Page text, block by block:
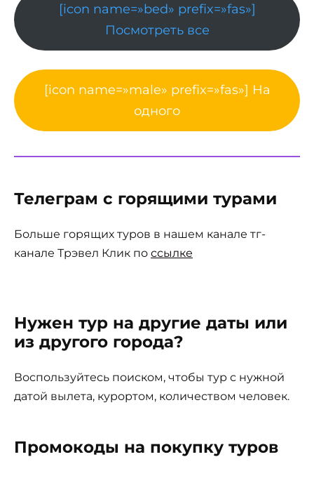
[icon name=»bed» prefix=»fas»]
Посмотреть все
[icon name=»male» prefix=»fas»] На
одного
Телеграм с горящими турами
Больше горящих туров в нашем канале тг-
канале Трэвел Клик по ссылке
Нужен тур на другие даты или
из другого города?
Воспользуйтесь поиском, чтобы тур с нужной
датой вылета, курортом, количеством человек.
Промокоды на покупку туров